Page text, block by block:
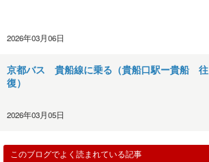
2026年03月06日
京都バス 貴船線に乗る（貴船口駅ー貴船 往
復）
2026年03月05日
このブログでよく読まれている記事